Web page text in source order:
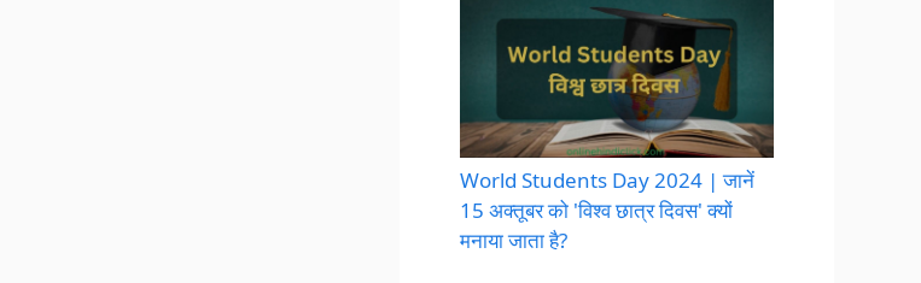
World Students Day 2024 | जानें
15 अक्तूबर को 'विश्व छात्र दिवस' क्यों
मनाया जाता है?